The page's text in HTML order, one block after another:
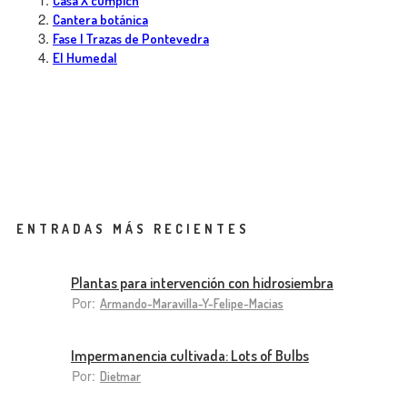
Cantera botánica
Fase I Trazas de Pontevedra
El Humedal
ENTRADAS MÁS RECIENTES
Plantas para intervención con hidrosiembra
Por: Armando-Maravilla-Y-Felipe-Macias
Impermanencia cultivada: Lots of Bulbs
Por: Dietmar